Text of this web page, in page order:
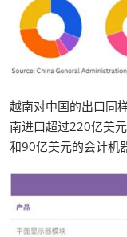
越南对中国的出口同
南进口超过220亿美
和90亿美元的会计机